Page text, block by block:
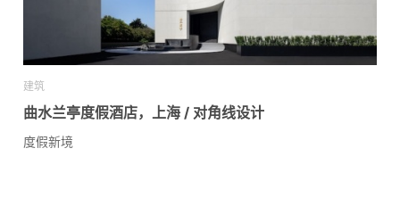
建筑
曲水兰亭度假酒店，上海 / 对角线设计
度假新境